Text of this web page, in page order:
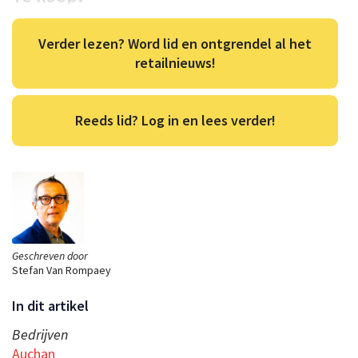
Geschreven door
Stefan Van Rompaey
In dit artikel
Bedrijven
Auchan
Verder lezen? Word lid en ontgrendel al het
retailnieuws!
Reeds lid? Log in en lees verder!